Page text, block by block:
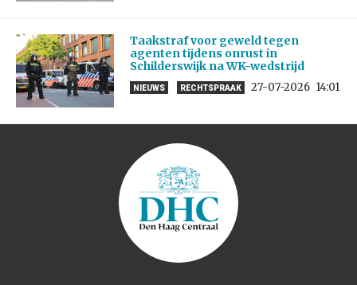
Taakstraf voor geweld tegen
agenten tijdens onrust in
Schilderswijk na WK-wedstrijd
NIEUWS RECHTSPRAAK 27-07-2026 14:01